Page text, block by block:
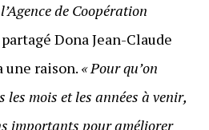
de Coopération
partagé Dona Jean-Claude
une raison. « Pour qu’on
les mois et les années à venir,
importants pour améliorer